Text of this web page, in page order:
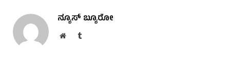
ನ್ಯೂಸ್ ಬ್ಯೂರೋ
WebsiteTumblr